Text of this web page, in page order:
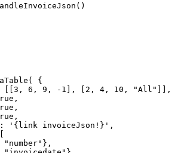
{
[[3, 6, 9, -1], [2, 4, 10, "All"]],
'{link invoiceJson!}',
"number"},